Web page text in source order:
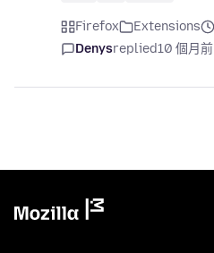
Firefox Extensions
Denysreplied10 個月前